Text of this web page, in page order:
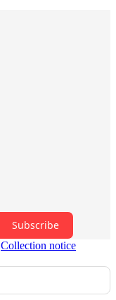
Subscribe
Collection notice